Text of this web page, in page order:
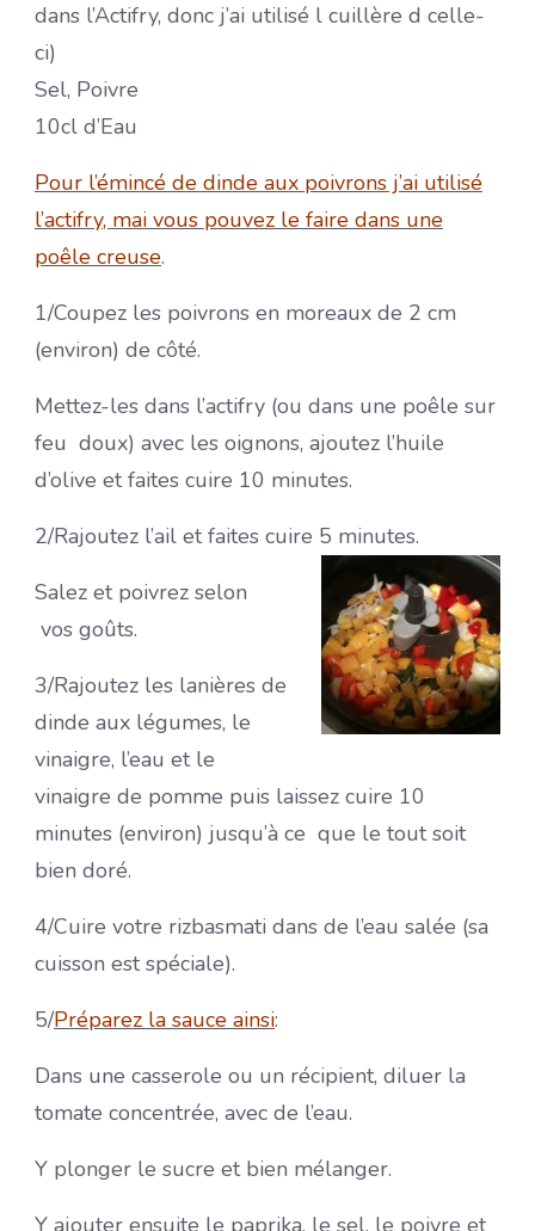
dans l’Actifry, donc j’ai utilisé l cuillère d celle-
ci)
Sel, Poivre
10cl d’Eau
Pour l’émincé de dinde aux poivrons j’ai utilisé
l’actifry, mai vous pouvez le faire dans une
poêle creuse.
1/Coupez les poivrons en moreaux de 2 cm
(environ) de côté.
Mettez-les dans l’actifry (ou dans une poêle sur
feu doux) avec les oignons, ajoutez l’huile
d’olive et faites cuire 10 minutes.
2/Rajoutez l’ail et faites cuire 5 minutes.
Salez et poivrez selon
vos goûts.
3/Rajoutez les lanières de
dinde aux légumes, le
vinaigre, l’eau et le
vinaigre de pomme puis laissez cuire 10
minutes (environ) jusqu’à ce que le tout soit
bien doré.
4/Cuire votre rizbasmati dans de l’eau salée (sa
cuisson est spéciale).
5/Préparez la sauce ainsi:
Dans une casserole ou un récipient, diluer la
tomate concentrée, avec de l’eau.
Y plonger le sucre et bien mélanger.
Y ajouter ensuite le paprika, le sel, le poivre et